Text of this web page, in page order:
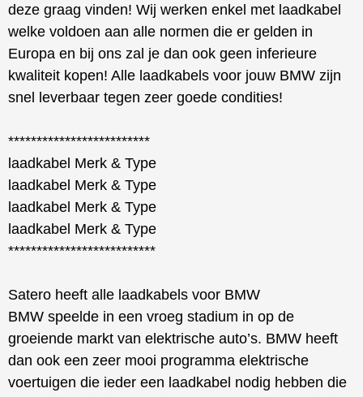
deze graag vinden! Wij werken enkel met laadkabel
welke voldoen aan alle normen die er gelden in
Europa en bij ons zal je dan ook geen inferieure
kwaliteit kopen! Alle laadkabels voor jouw BMW zijn
snel leverbaar tegen zeer goede condities!
*************************
laadkabel Merk & Type
laadkabel Merk & Type
laadkabel Merk & Type
laadkabel Merk & Type
**************************
Satero heeft alle laadkabels voor BMW
BMW speelde in een vroeg stadium in op de
groeiende markt van elektrische auto’s. BMW heeft
dan ook een zeer mooi programma elektrische
voertuigen die ieder een laadkabel nodig hebben die